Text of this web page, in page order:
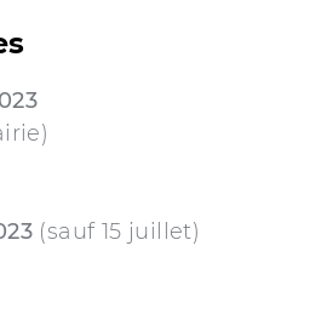
(sauf 15 juillet)